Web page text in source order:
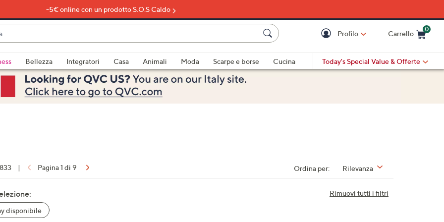
-5€ online con un prodotto S.O.S Caldo
Profilo Carrello
0
Bellezza Integratori Casa Animali Moda Scarpe e borse
Cucina
Today's Special Value & Offerte
| Pagina 1 di 9 Ordina per: Rilevanza
Rimuovi tutti i filtri
disponibile